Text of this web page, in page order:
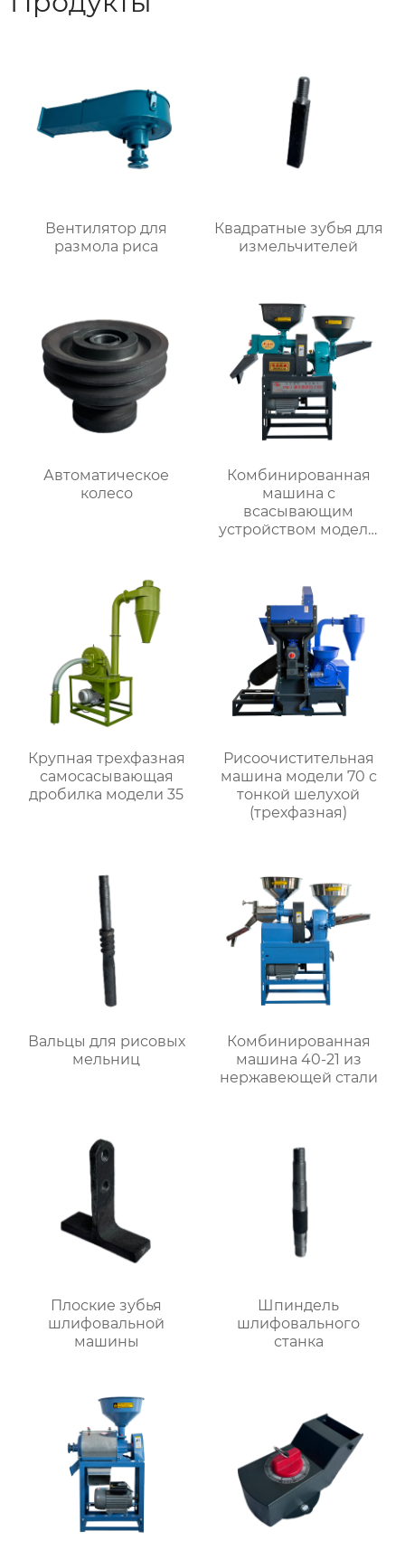
Вентилятор для
размола риса
Квадратные зубья для
измельчителей
Автоматическое
колесо
Комбинированная
машина с
всасывающим
устройством модели
Крупная трехфазная
самоcасывающая
дробилка модели 35
Рисоочистительная
машина модели 70 с
тонкой шелухой
(трехфазная)
Вальцы для рисовых
мельниц
Комбинированная
машина 40-21 из
нержавеющей стали
Плоские зубья
шлифовальной
машины
Шпиндель
шлифовального
станка